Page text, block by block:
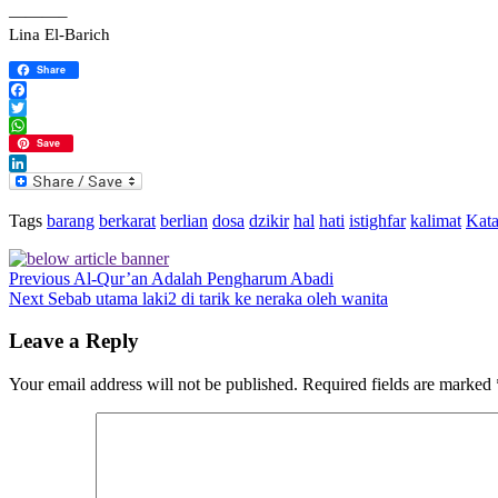
———–
Lina El-Barich
Share
Facebook
Twitter
WhatsApp
Save
LinkedIn
Tags barang berkarat berlian dosa dzikir hal hati istighfar kalimat Kata
Previous Al-Qur’an Adalah Pengharum Abadi
Next Sebab utama laki2 di tarik ke neraka oleh wanita
Leave a Reply
Your email address will not be published. Required fields are marked